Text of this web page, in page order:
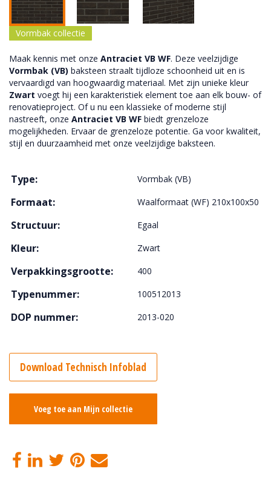
Vormbak collectie
Maak kennis met onze Antraciet VB WF. Deze veelzijdige
Vormbak (VB) baksteen straalt tijdloze schoonheid uit en is
vervaardigd van hoogwaardig materiaal. Met zijn unieke kleur
Zwart voegt hij een karakteristiek element toe aan elk bouw- of
renovatieproject. Of u nu een klassieke of moderne stijl
nastreeft, onze Antraciet VB WF biedt grenzeloze
mogelijkheden. Ervaar de grenzeloze potentie. Ga voor kwaliteit,
stijl en duurzaamheid met onze veelzijdige baksteen.
Type: Vormbak (VB)
Formaat: Waalformaat (WF) 210x100x50
Structuur: Egaal
Kleur: Zwart
Verpakkingsgrootte: 400
Typenummer: 100512013
DOP nummer: 2013-020
Download Technisch Infoblad
Voeg toe aan Mijn collectie